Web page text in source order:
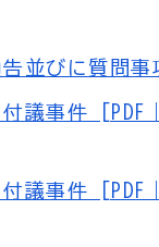
並びに質問
議事件 [PDF
議事件 [PDF